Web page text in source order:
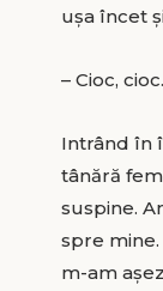
ușa încet
– Cioc,
Intrând în
tânără
suspine.
spre
m-am